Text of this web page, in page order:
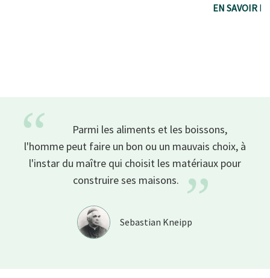
EN SAVOIR
“
Parmi les aliments et les boissons,
l'homme peut faire un bon ou un mauvais choix, à
l'instar du maître qui choisit les matériaux pour
construire ses maisons. ”
Sebastian Kneipp